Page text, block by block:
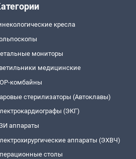
кресла
мониторы
медицинские
комбайны
стерилизаторы (Автоклавы)
(ЭКГ)
аппараты
аппараты (ЭХВЧ)
столы